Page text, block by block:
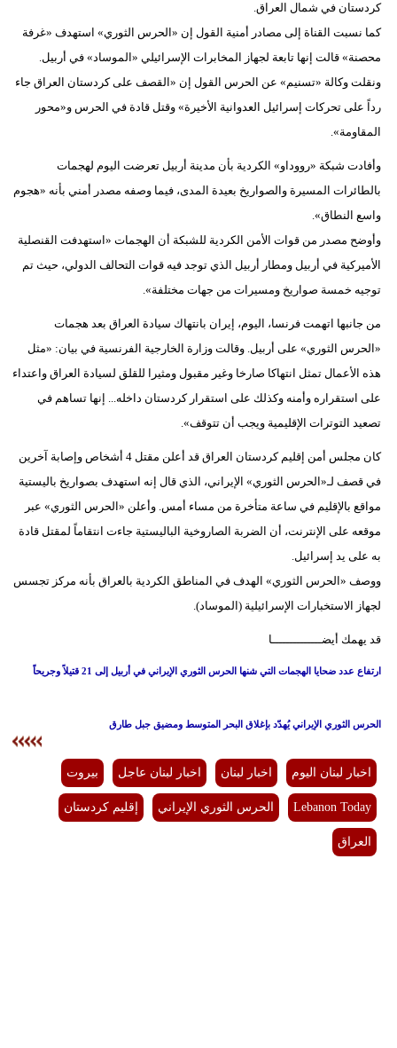
كردستان في شمال العراق.
كما نسبت القناة إلى مصادر أمنية القول إن «الحرس الثوري» استهدف «غرفة
محصنة» قالت إنها تابعة لجهاز المخابرات الإسرائيلي «الموساد» في أربيل.
ونقلت وكالة «تسنيم» عن الحرس القول إن «القصف على كردستان العراق جاء
رداً على تحركات إسرائيل العدوانية الأخيرة» وقتل قادة في الحرس و«محور
المقاومة».
وأفادت شبكة «رووداو» الكردية بأن مدينة أربيل تعرضت اليوم لهجمات
بالطائرات المسيرة والصواريخ بعيدة المدى، فيما وصفه مصدر أمني بأنه «هجوم
واسع النطاق».
وأوضح مصدر من قوات الأمن الكردية للشبكة أن الهجمات «استهدفت القنصلية
الأميركية في أربيل ومطار أربيل الذي توجد فيه قوات التحالف الدولي، حيث تم
توجيه خمسة صواريخ ومسيرات من جهات مختلفة».
من جانبها اتهمت فرنسا، اليوم، إيران بانتهاك سيادة العراق بعد هجمات
«الحرس الثوري» على أربيل. وقالت وزارة الخارجية الفرنسية في بيان: «مثل
هذه الأعمال تمثل انتهاكا صارخا وغير مقبول ومثيرا للقلق لسيادة العراق واعتداء
على استقراره وأمنه وكذلك على استقرار كردستان داخله... إنها تساهم في
تصعيد التوترات الإقليمية ويجب أن تتوقف».
كان مجلس أمن إقليم كردستان العراق قد أعلن مقتل 4 أشخاص وإصابة آخرين
في قصف لـ«الحرس الثوري» الإيراني، الذي قال إنه استهدف بصواريخ باليستية
مواقع بالإقليم في ساعة متأخرة من مساء أمس. وأعلن «الحرس الثوري» عبر
موقعه على الإنترنت، أن الضربة الصاروخية الباليستية جاءت انتقاماً لمقتل قادة
به على يد إسرائيل.
ووصف «الحرس الثوري» الهدف في المناطق الكردية بالعراق بأنه مركز تجسس
لجهاز الاستخبارات الإسرائيلية (الموساد).
قد يهمك أيضــــــــــــــا
ارتفاع عدد ضحايا الهجمات التي شنها الحرس الثوري الإيراني في أربيل إلى 21 قتيلاً وجريحاً
الحرس الثوري الإيراني يُهدّد بإغلاق البحر المتوسط ومضيق جبل طارق
اخبار لبنان اليوم اخبار لبنان اخبار لبنان عاجل بيروت
Lebanon Today الحرس الثوري الإيراني إقليم كردستان
العراق